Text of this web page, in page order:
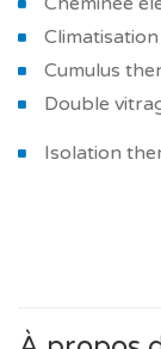
Cumulus
Double
Isolation